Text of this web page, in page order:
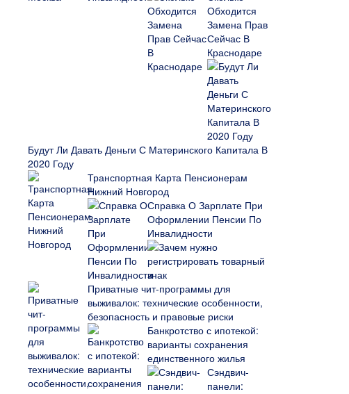
Обходится
Замена Прав
Сейчас В
Краснодаре
Будут Ли Давать Деньги С Материнского Капитала В
2020 Году
Транспортная Карта Пенсионерам
Нижний Новгород
Справка О Зарплате При
Оформлении Пенсии По
Инвалидности
Зачем нужно
регистрировать товарный
знак
Приватные чит-программы для
выживалок: технические особенности,
безопасность и правовые риски
Банкротство с ипотекой:
варианты сохранения
единственного жилья
Сэндвич-
панели: